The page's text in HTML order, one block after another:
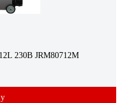
230В JRM80712M